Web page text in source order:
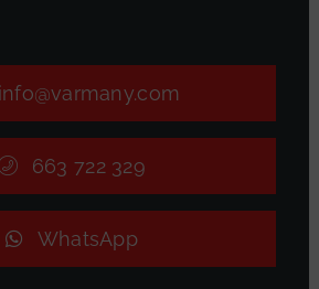
info@varmany.com
663 722 329
WhatsApp